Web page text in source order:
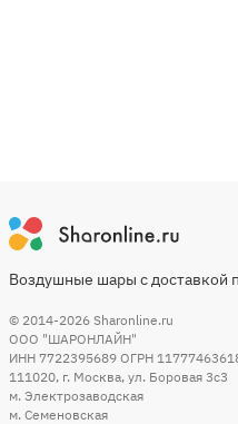
Воздушные шары с доставкой
© 2014-2026 Sharonline.ru
ООО "ШАРОНЛАЙН"
ИНН 7722395689 ОГРН
111020, г. Москва, ул. Боровая 3c3
м. Электрозаводская
м. Семеновская